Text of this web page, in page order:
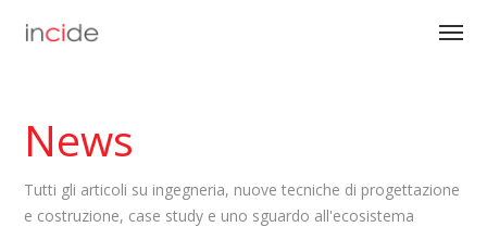
News
Tutti gli articoli su ingegneria, nuove tecniche di progettazione
e costruzione, case study e uno sguardo all'ecosistema